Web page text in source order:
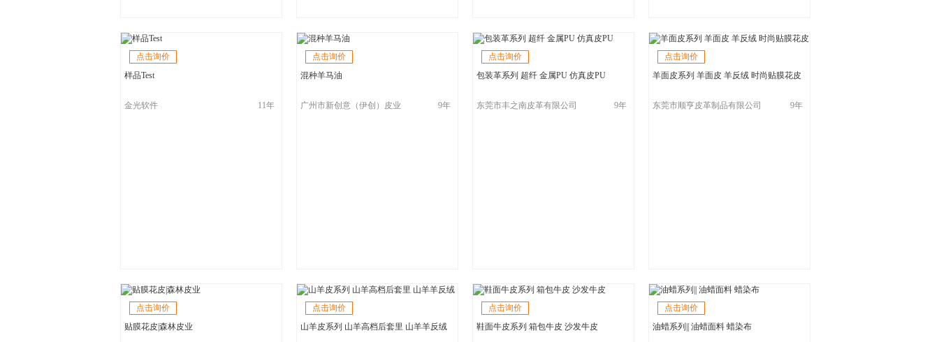
点击询价
样品Test
金光软件 11年
点击询价
混种羊马油
广州市新创意（伊创）皮业 9年
点击询价
包装革系列 超纤 金属PU 仿真皮PU
东莞市丰之南皮革有限公司 9年
点击询价
羊面皮系列 羊面皮 羊反绒 时尚贴膜花皮
东莞市顺亨皮革制品有限公司 9年
点击询价
贴膜花皮|森林皮业
点击询价
山羊皮系列 山羊高档后套里 山羊羊反绒
点击询价
鞋面牛皮系列 箱包牛皮 沙发牛皮
点击询价
油蜡系列|| 油蜡面料 蜡染布